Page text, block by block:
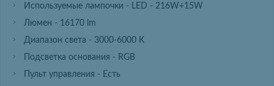
Используемые лампочки - LED - 216W+15W
Люмен - 16170 lm
Диапазон света - 3000-6000 K
Подсветка основания - RGB
Пульт управления - Есть